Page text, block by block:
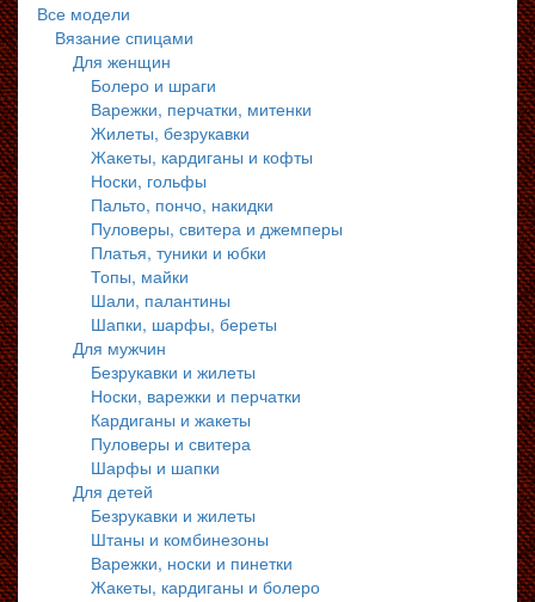
Все модели
Вязание спицами
Для женщин
Болеро и шраги
Варежки, перчатки, митенки
Жилеты, безрукавки
Жакеты, кардиганы и кофты
Носки, гольфы
Пальто, пончо, накидки
Пуловеры, свитера и джемперы
Платья, туники и юбки
Топы, майки
Шали, палантины
Шапки, шарфы, береты
Для мужчин
Безрукавки и жилеты
Носки, варежки и перчатки
Кардиганы и жакеты
Пуловеры и свитера
Шарфы и шапки
Для детей
Безрукавки и жилеты
Штаны и комбинезоны
Варежки, носки и пинетки
Жакеты, кардиганы и болеро